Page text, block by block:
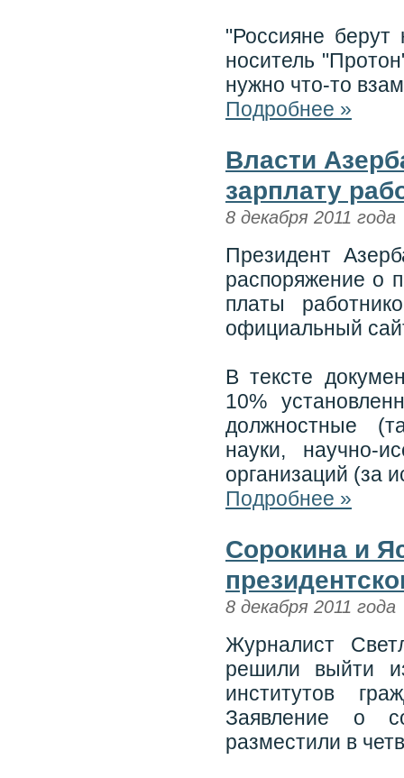
"Россияне берут
носитель
нужно что-то
Подробнее »
Власти
зарплату
8 декабря 2011 года
Президент
распоряжение о
платы
официальный
В тексте
10%
должностные
науки, научно-
организаций (за
Подробнее »
Сорокина и
8 декабря 2011 года
Журналист
решили выйти
институтов
Заявление о
разместили в